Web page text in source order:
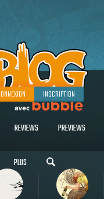
INSCRIPTION
REVIEWS PREVIEWS
PLUS